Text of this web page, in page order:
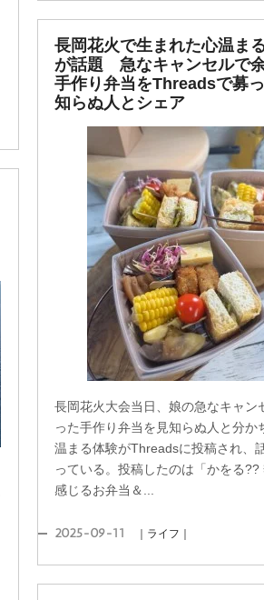
長岡花火で生まれた心温ま
が話題 急なキャンセルで
手作り弁当をThreadsで募
知らぬ人とシェア
長岡花火大会当日、娘の急なキャン
った手作り弁当を見知らぬ人と分か
温まる体験がThreadsに投稿され、
っている。投稿したのは「かをる??
感じるお弁当＆...
2025-09-11 ｜ライフ｜